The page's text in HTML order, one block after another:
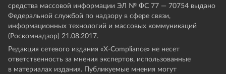
средства массовой информации ЭЛ № ФС 77 — 70754 выдано
Федеральной службой по надзору в сфере связи,
информационных технологий и массовых коммуникаций
(Роскомнадзор) 21.08.2017.
Редакция сетевого издания «X-Compliance» не несет
ответственность за мнения экспертов, использованные
в материалах издания. Публикуемые мнения могут